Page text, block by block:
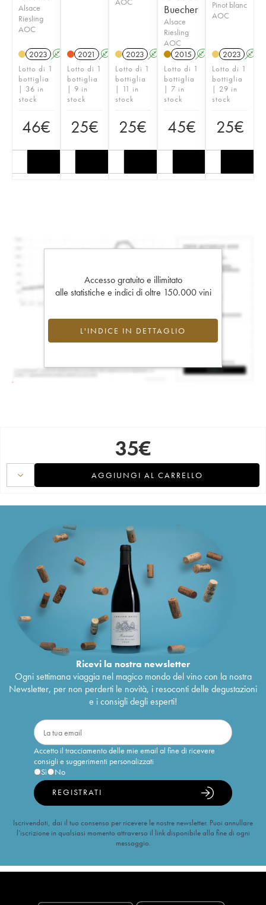
Alsace
Riesling
AOC
2023 A
Lotto di 1
bottiglia
| 36 in
stock
46€
2021 A
Lotto di 1
bottiglia
| 9 in
stock
25€
2023 A
Lotto di 1
bottiglia
| 11 in
stock
25€
Buecher
Alsace
Riesling
AOC
2015 A
Lotto di 1
bottiglia
| 7 in
stock
45€
Pinot blanc
AOC
2023 A
Lotto di 1
bottiglia
| 29 in
stock
25€
Accesso gratuito e illimitato
alle statistiche e indici di oltre 150.000 vini
L'INDICE IN DETTAGLIO
35€
AGGIUNGI AL CARRELLO
Ricevi la nostra newsletter
Ogni settimana viaggia nel magico mondo del vino con la nostra
Newsletter, per non perderti le novità, i resoconti delle degustazioni
e i consigli degli esperti!
Accetto il tracciamento delle mie email al fine di ricevere
consigli e suggerimenti personalizzati
Sì
No
REGISTRATI
Iscrivendoti, dai il tuo consenso per ricevere le nostre newsletter. Puoi annullare
l’iscrizione in qualsiasi momento attraverso il link disponibile alla fine di ogni
messaggio.